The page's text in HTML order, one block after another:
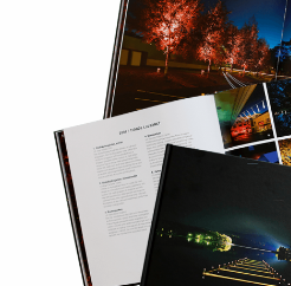
Årsredovisning
Visselblåsarfunktion
Integritetsinformation
Tillgänglighetsredogörelse